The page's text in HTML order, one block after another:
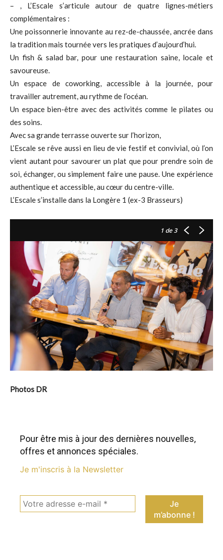
– , L’Escale s’articule autour de quatre lignes-métiers
complémentaires :
Une poissonnerie innovante au rez-de-chaussée, ancrée dans
la tradition mais tournée vers les pratiques d’aujourd’hui.
Un fish & salad bar, pour une restauration saine, locale et
savoureuse.
Un espace de coworking, accessible à la journée, pour
travailler autrement, au rythme de l’océan.
Un espace bien-être avec des activités comme le pilates ou
des soins.
Avec sa grande terrasse ouverte sur l’horizon,
L’Escale se rêve aussi en lieu de vie festif et convivial, où l’on
vient autant pour savourer un plat que pour prendre soin de
soi, échanger, ou simplement faire une pause. Une expérience
authentique et accessible, au cœur du centre-ville.
L’Escale s’installe dans la Longère 1 (ex-3 Brasseurs)
1 de 3
Photos DR
Pour être mis à jour des dernières nouvelles,
offres et annonces spéciales.
Je m'inscris à la Newsletter